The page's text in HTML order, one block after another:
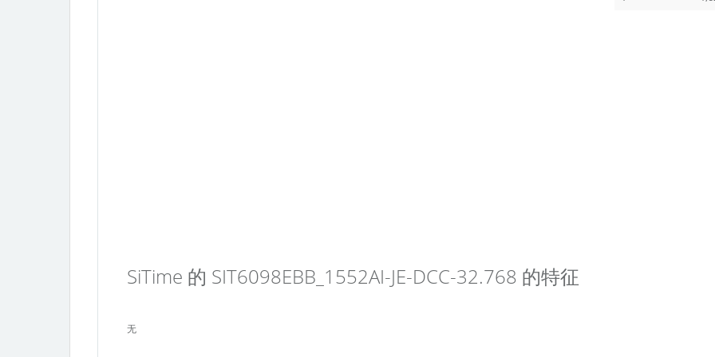
SiTime 的 SIT6098EBB_1552AI-JE-DCC-32.768 的特征
无